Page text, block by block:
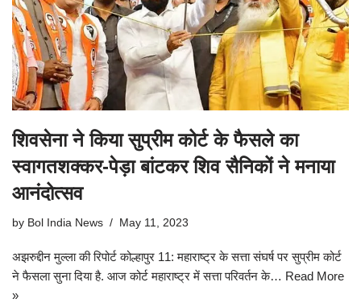
शिवसेना ने किया सुप्रीम कोर्ट के फैसले का
स्वागतशक्कर-पेड़ा बांटकर शिव सैनिकों ने मनाया
आनंदोत्सव
by Bol India News May 11, 2023
अझरुद्दीन मुल्ला की रिपोर्ट कोल्हापुर 11: महाराष्ट्र के सत्ता संघर्ष पर सुप्रीम कोर्ट
ने फैसला सुना दिया है. आज कोर्ट महाराष्ट्र में सत्ता परिवर्तन के… Read More
»